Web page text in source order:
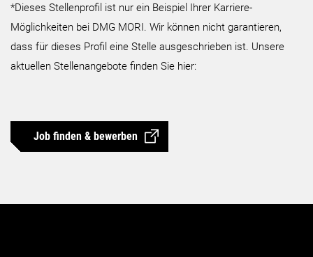
*Dieses Stellenprofil ist nur ein Beispiel Ihrer Karriere-
Möglichkeiten bei DMG MORI. Wir können nicht garantieren,
dass für dieses Profil eine Stelle ausgeschrieben ist. Unsere
aktuellen Stellenangebote finden Sie hier:
Job finden & bewerben